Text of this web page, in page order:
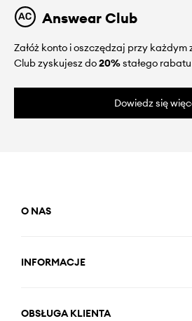
Answear Club
Załóż konto i oszczędzaj przy każdym
Club zyskujesz do20%stałego
Dowiedz się
O NAS
INFORMACJE
OBSŁUGA KLIENTA